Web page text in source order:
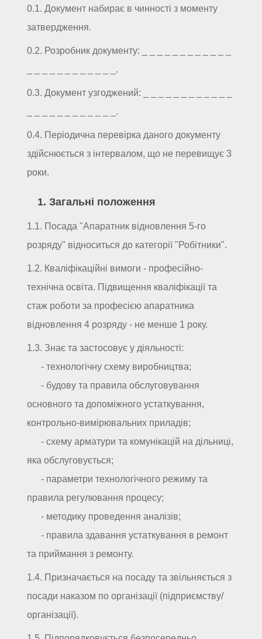
0.1. Документ набирає в чинності з моменту
затвердження.
0.2. Розробник документу: _ _ _ _ _ _ _ _ _ _ _ _
_ _ _ _ _ _ _ _ _ _ _ _.
0.3. Документ узгоджений: _ _ _ _ _ _ _ _ _ _ _ _
_ _ _ _ _ _ _ _ _ _ _ _.
0.4. Періодична перевірка даного документу
здійснюється з інтервалом, що не перевищує 3
роки.
1. Загальні положення
1.1. Посада "Апаратник відновлення 5-го
розряду" відноситься до категорії "Робітники".
1.2. Кваліфікаційні вимоги - професійно-
технічна освіта. Підвищення кваліфікації та
стаж роботи за професією апаратника
відновлення 4 розряду - не менше 1 року.
1.3. Знає та застосовує у діяльності:
- технологічну схему виробництва;
- будову та правила обслуговування
основного та допоміжного устаткування,
контрольно-вимірювальних приладів;
- схему арматури та комунікацій на дільниці,
яка обслуговується;
- параметри технологічного режиму та
правила регулювання процесу;
- методику проведення аналізів;
- правила здавання устаткування в ремонт
та приймання з ремонту.
1.4. Призначається на посаду та звільняється з
посади наказом по організації (підприємству/
організації).